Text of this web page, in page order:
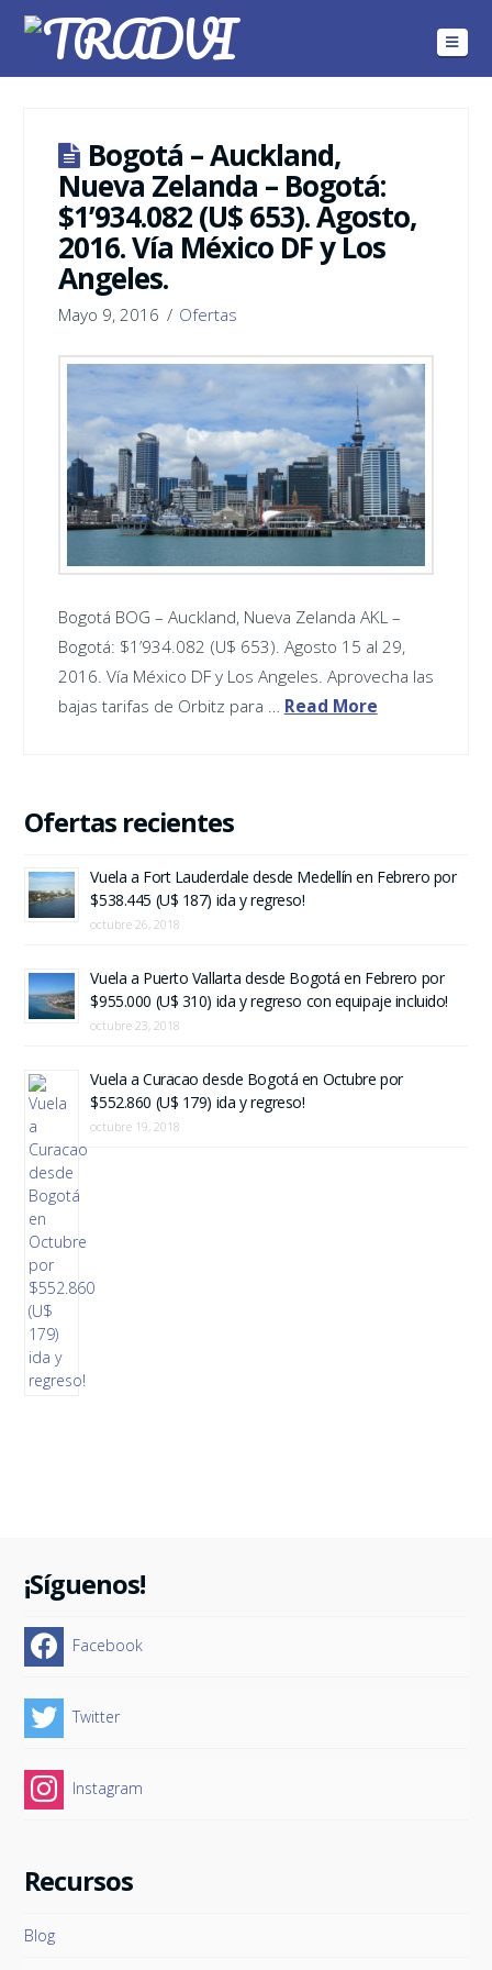
Bogotá – Auckland,
Nueva Zelanda – Bogotá:
$1’934.082 (U$ 653). Agosto,
2016. Vía México DF y Los
Angeles.
Mayo 9, 2016 Ofertas
Bogotá BOG – Auckland, Nueva Zelanda AKL –
Bogotá: $1’934.082 (U$ 653). Agosto 15 al 29,
2016. Vía México DF y Los Angeles. Aprovecha las
bajas tarifas de Orbitz para … Read More
Ofertas recientes
Vuela a Fort Lauderdale desde Medellín en Febrero por
$538.445 (U$ 187) ida y regreso!
octubre 26, 2018
Vuela a Puerto Vallarta desde Bogotá en Febrero por
$955.000 (U$ 310) ida y regreso con equipaje incluido!
octubre 23, 2018
Vuela a Curacao desde Bogotá en Octubre por
$552.860 (U$ 179) ida y regreso!
octubre 19, 2018
¡Síguenos!
Facebook
Twitter
Instagram
Recursos
Blog